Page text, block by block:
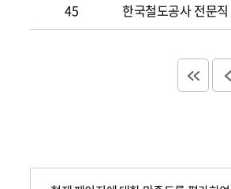
45 한국철도공사 전문